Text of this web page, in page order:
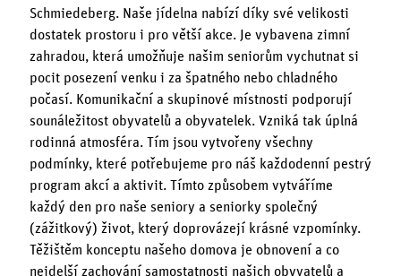
Schmiedeberg. Naše jídelna nabízí díky své velikosti
dostatek prostoru i pro větší akce. Je vybavena zimní
zahradou, která umožňuje našim seniorům vychutnat si
pocit posezení venku i za špatného nebo chladného
počasí. Komunikační a skupinové místnosti podporují
sounáležitost obyvatelů a obyvatelek. Vzniká tak úplná
rodinná atmosféra. Tím jsou vytvořeny všechny
podmínky, které potřebujeme pro náš každodenní pestrý
program akcí a aktivit. Tímto způsobem vytváříme
každý den pro naše seniory a seniorky společný
(zážitkový) život, který doprovázejí krásné vzpomínky.
Těžištěm konceptu našeho domova je obnovení a co
nejdelší zachování samostatnosti našich obyvatelů a